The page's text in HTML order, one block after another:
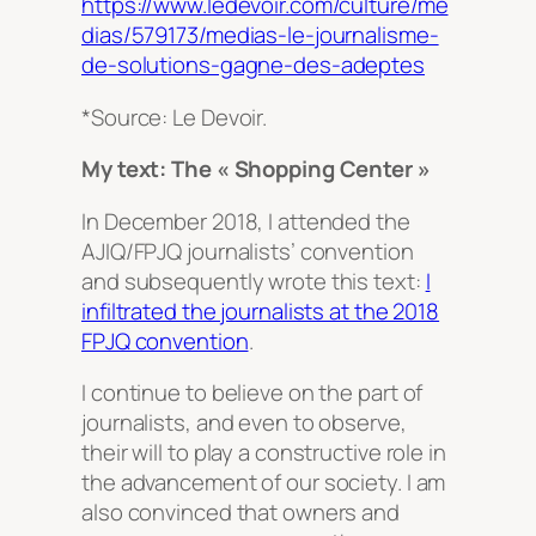
dias/579173/medias-le-journalisme-
de-solutions-gagne-des-adeptes
*Source: Le Devoir.
My text: The « Shopping Center »
In December 2018, I attended the
AJIQ/FPJQ journalists’ convention
and subsequently wrote this text: I
infiltrated the journalists at the 2018
FPJQ convention.
I continue to believe on the part of
journalists, and even to observe,
their will to play a constructive role in
the advancement of our society. I am
also convinced that owners and